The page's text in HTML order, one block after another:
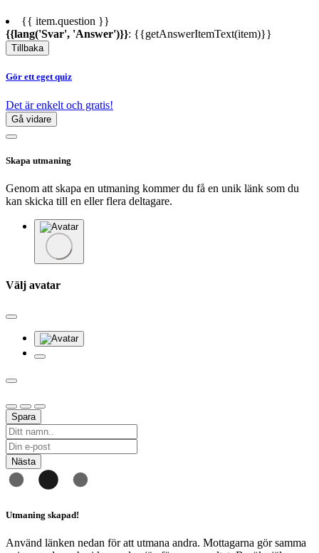
{{ item.question }}
{{lang('Svar', 'Answer')}}: {{getAnswerItemText(item)}}
Tillbaka
Gör ett eget quiz
Det är enkelt och gratis!
Gå vidare
Skapa utmaning
Genom att skapa en utmaning kommer du få en unik länk som du
kan skicka till en eller flera deltagare.
Välj avatar
Spara
Nästa
Utmaning skapad!
Använd länken nedan för att utmana andra. Mottagarna gör samma